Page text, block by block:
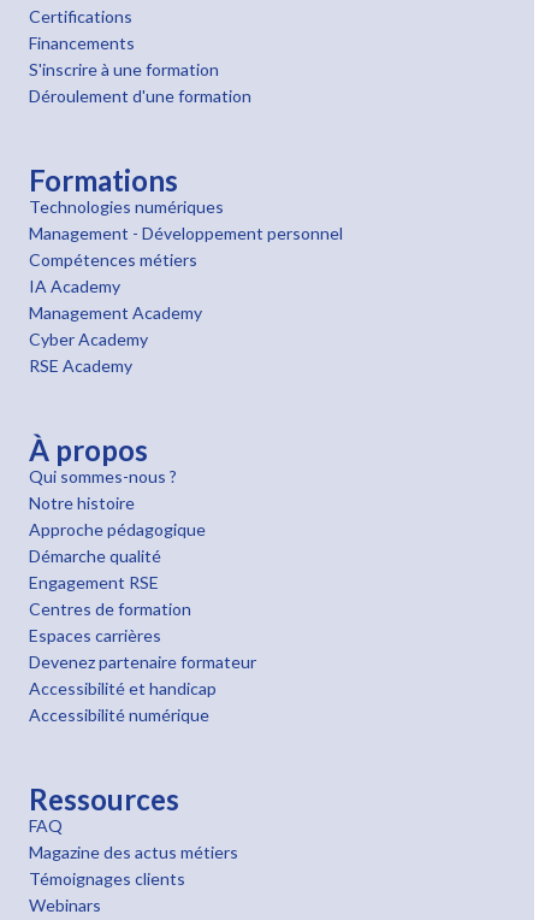
Certifications
Financements
S'inscrire à une formation
Déroulement d'une formation
Formations
Technologies numériques
Management - Développement personnel
Compétences métiers
IA Academy
Management Academy
Cyber Academy
RSE Academy
À propos
Qui sommes-nous ?
Notre histoire
Approche pédagogique
Démarche qualité
Engagement RSE
Centres de formation
Espaces carrières
Devenez partenaire formateur
Accessibilité et handicap
Accessibilité numérique
Ressources
FAQ
Magazine des actus métiers
Témoignages clients
Webinars